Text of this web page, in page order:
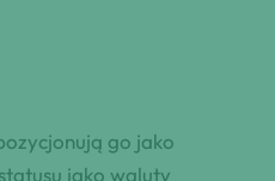
go jako
jako waluty